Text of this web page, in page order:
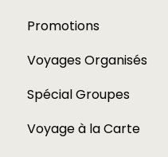
Promotions
Voyages Organisés
Spécial Groupes
Voyage à la Carte